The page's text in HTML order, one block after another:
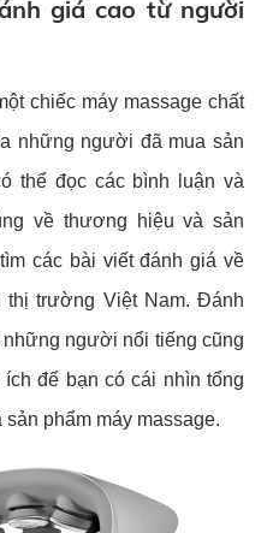
giá cao từ người
chiếc máy massage chất
những người đã mua sản
thể đọc các bình luận và
về thương hiệu và sản
các bài viết đánh giá về
thị trường Việt Nam. Đánh
người nổi tiếng cũng
để bạn có cái nhìn tổng
phẩm máy massage.